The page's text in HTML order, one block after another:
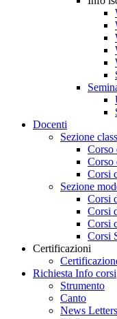
Docenti
Sezione
Corso
Corso
Corsi
Sezione
Corsi
Corsi
Corsi
Corsi
Certificazioni
Richiesta Info corsi
Strumento
Canto
News Letters